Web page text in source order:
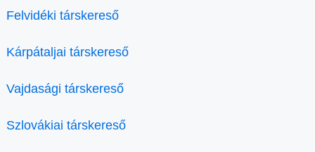
Felvidéki társkereső
Kárpátaljai társkereső
Vajdasági társkereső
Szlovákiai társkereső